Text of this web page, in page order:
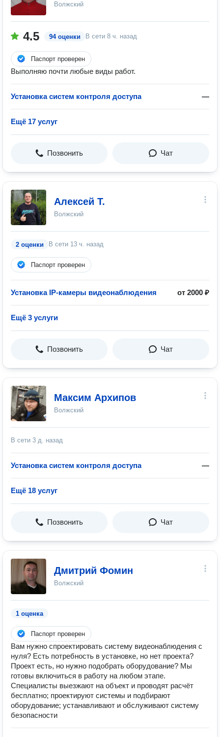
Волжский
4.5 94 оценки В сети 8 ч. назад
Паспорт проверен
Выполняю почти любые виды работ.
Установка систем контроля доступа —
Ещё 17 услуг
Позвонить Чат
Алексей Т.
Волжский
2 оценки В сети 13 ч. назад
Паспорт проверен
Установка IP-камеры видеонаблюдения от 2000 ₽
Ещё 3 услуги
Позвонить Чат
Максим Архипов
Волжский
В сети 3 д. назад
Установка систем контроля доступа —
Ещё 18 услуг
Позвонить Чат
Дмитрий Фомин
Волжский
1 оценка
Паспорт проверен
Вам нужно спроектировать систему видеонаблюдения с
нуля? Есть потребность в установке, но нет проекта?
Проект есть, но нужно подобрать оборудование? Мы
готовы включиться в работу на любом этапе.
Специалисты выезжают на объект и проводят расчёт
бесплатно; проектируют системы и подбирают
оборудование; устанавливают и обслуживают систему
безопасности